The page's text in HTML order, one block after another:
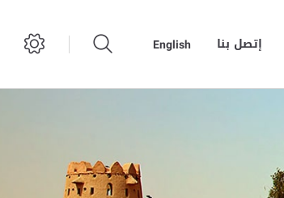
إتصل بنا English